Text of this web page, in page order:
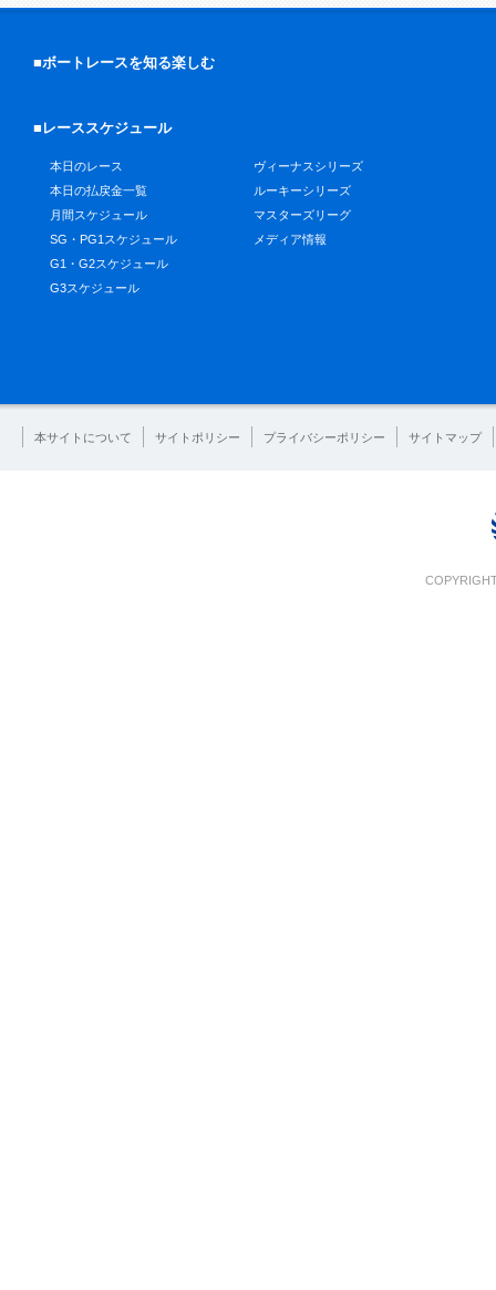
■ボートレースを知る楽しむ
■レーススケジュール
本日のレース
本日の払戻金一覧
月間スケジュール
SG・PG1スケジュール
G1・G2スケジュール
G3スケジュール
ヴィーナスシリーズ
ルーキーシリーズ
マスターズリーグ
メディア情報
本サイトについて サイトポリシー プライバシーポリシー サイトマップ